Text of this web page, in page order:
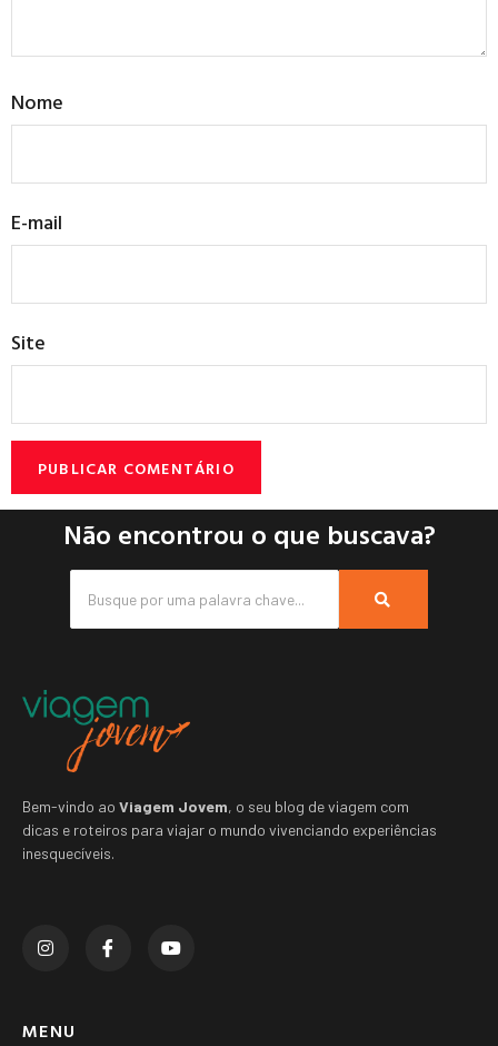
Nome
E-mail
Site
Não encontrou o que buscava?
Bem-vindo ao Viagem Jovem, o seu blog de viagem com
dicas e roteiros para viajar o mundo vivenciando experiências
inesquecíveis.
MENU